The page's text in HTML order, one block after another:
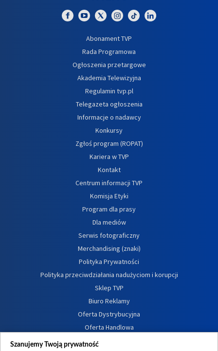
Abonament TVP
Rada Programowa
Ogłoszenia przetargowe
Akademia Telewizyjna
Regulamin tvp.pl
Telegazeta ogłoszenia
Informacje o nadawcy
Konkursy
Zgłoś program (ROPAT)
Kariera w TVP
Kontakt
Centrum informacji TVP
Komisja Etyki
Program dla prasy
Dla mediów
Serwis fotograficzny
Merchandising (znaki)
Polityka Prywatności
Polityka przeciwdziałania nadużyciom i korupcji
Sklep TVP
Biuro Reklamy
Oferta Dystrybucyjna
Oferta Handlowa
Dostępność
Szanujemy Twoją prywatność